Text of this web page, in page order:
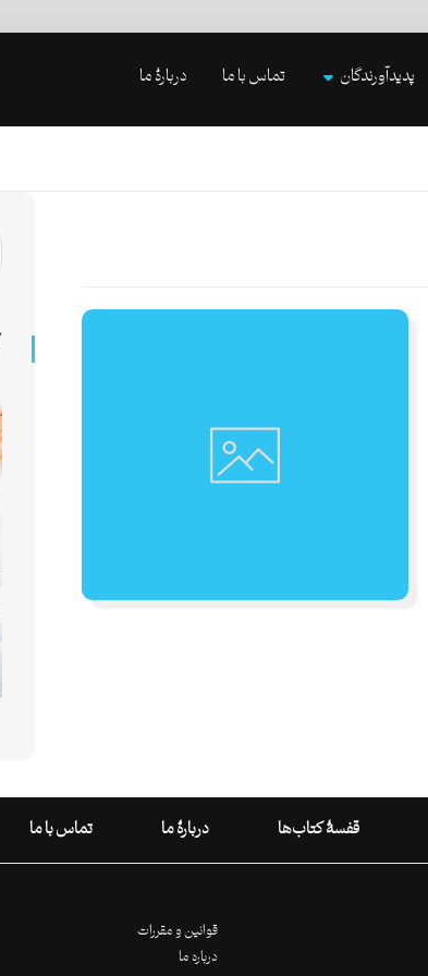
پدیدآورندگان تماس با ما دربارۀ ما
قفسۀ کتاب‌ها دربارۀ ما تماس با ما
قوانین و مقررات
درباره ما